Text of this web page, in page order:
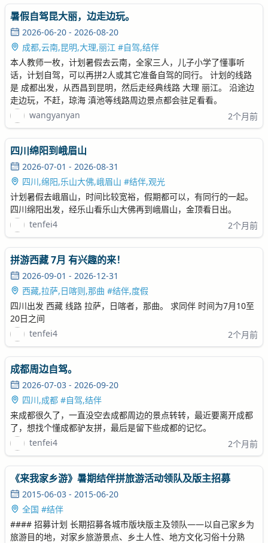
暑假自驾昆大丽，边走边玩。
2026-06-20 - 2026-08-20
成都,云南,昆明,大理,丽江 #自驾,结伴
本人教师一枚，计划暑假去云南，全家三人，儿子小学了懂事听
话，计划自驾，可以再拼2人或其它准备自驾的同行。 计划的线路
是 成都出发，从西昌到昆明，然后走经典线路 大理 丽江。 沿途边
走边玩，不赶，琼海 滇池等线路周边景点都会驻足看看。
wangyanyan
2个月前
四川绵阳到峨眉山
2026-07-01 - 2026-08-31
四川,绵阳,乐山大佛,峨眉山 #结伴,观光
计划暑假去峨眉山，时间比较宽裕，假期都可以，有同行的一起。
四川绵阳出发，经乐山看乐山大佛再到峨眉山，金顶看日出。
tenfei4
2个月前
拼游西藏 7月 有兴趣的来！
2026-09-01 - 2026-12-31
西藏,拉萨,日喀则,那曲 #结伴,度假
四川出发 西藏 线路 拉萨，日喀者，那曲。 求同伴 时间为7月10至
20日之间
tenfei4
2个月前
成都周边自驾。
2026-07-03 - 2026-09-20
四川,成都 #自驾,结伴
来成都很久了，一直没空去成都周边的景点转转，最近要离开成都
了，想找个懂成都驴友拼，最后是留下些成都的记忆。
tenfei4
2个月前
《来我家乡游》暑期结伴拼旅游活动领队及版主招募
2015-06-03 - 2015-06-20
全国 #结伴
#### 招募计划 长期招募各城市版块版主及领队——以自己家乡为
旅游目的地，对家乡旅游景点、乡土人性、地方文化习俗十分熟